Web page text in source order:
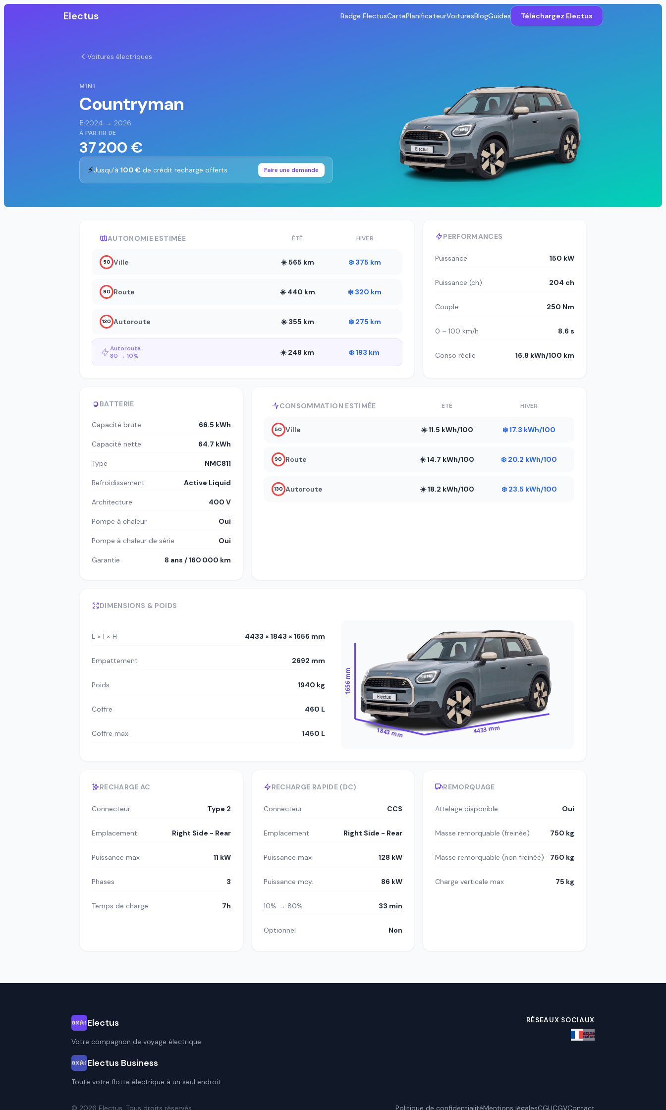
Electus Badge ElectusCartePlanificateurVoituresBlogGuides Téléchargez Electus
Voitures électriques
MINI
Countryman
E·2024 → 2026
À PARTIR DE
37 200 €
⚡Jusqu'à 100 € de crédit recharge offerts Faire une demande
AUTONOMIE ESTIMÉE ÉTÉ HIVER
50 Ville ☀️ 565 km ❄️ 375 km
90 Route ☀️ 440 km ❄️ 320 km
130 Autoroute ☀️ 355 km ❄️ 275 km
Autoroute
80 → 10%
☀️ 248 km ❄️ 193 km
PERFORMANCES
Puissance 150 kW
Puissance (ch) 204 ch
Couple 250 Nm
0 – 100 km/h 8.6 s
Conso réelle 16.8 kWh/100 km
BATTERIE
Capacité brute 66.5 kWh
Capacité nette 64.7 kWh
Type NMC811
Refroidissement Active Liquid
Architecture 400 V
Pompe à chaleur Oui
Pompe à chaleur de série Oui
Garantie 8 ans / 160 000 km
CONSOMMATION ESTIMÉE ÉTÉ HIVER
50 Ville ☀️ 11.5 kWh/100 ❄️ 17.3 kWh/100
90 Route ☀️ 14.7 kWh/100 ❄️ 20.2 kWh/100
130 Autoroute ☀️ 18.2 kWh/100 ❄️ 23.5 kWh/100
DIMENSIONS & POIDS
L × l × H 4433 × 1843 × 1656 mm
Empattement 2692 mm
Poids 1940 kg
Coffre 460 L
Coffre max 1450 L
1656 mm
1843 mm 4433 mm
RECHARGE AC
Connecteur Type 2
Emplacement Right Side - Rear
Puissance max 11 kW
Phases 3
Temps de charge 7h
RECHARGE RAPIDE (DC)
Connecteur CCS
Emplacement Right Side - Rear
Puissance max 128 kW
Puissance moy. 86 kW
10% → 80% 33 min
Optionnel Non
REMORQUAGE
Attelage disponible Oui
Masse remorquable (freinée) 750 kg
Masse remorquable (non freinée) 750 kg
Charge verticale max 75 kg
Electus
Votre compagnon de voyage électrique.
Electus Business
Toute votre flotte électrique à un seul endroit.
RÉSEAUX SOCIAUX
© 2026 Electus. Tous droits réservés. Politique de confidentialitéMentions légalesCGUCGVContact